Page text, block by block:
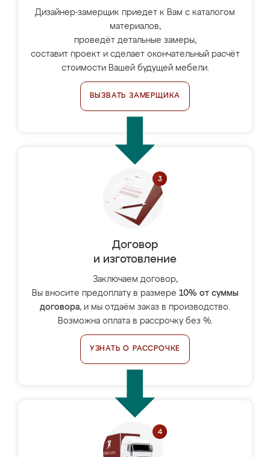
Дизайнер-замерщик приедет к Вам с каталогом
материалов,
проведёт детальные замеры,
составит проект и сделает окончательный расчёт
стоимости Вашей будущей мебели.
ВЫЗВАТЬ ЗАМЕРЩИКА
Договор
и изготовление
Заключаем договор,
Вы вносите предоплату в размере 10% от суммы
договора, и мы отдаём заказ в производство.
Возможна оплата в рассрочку без %.
УЗНАТЬ О РАССРОЧКЕ